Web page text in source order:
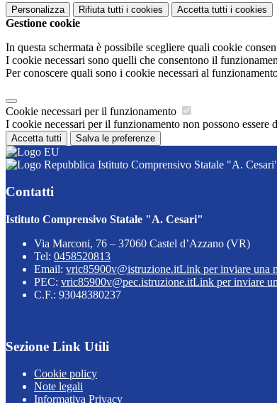
Personalizza Rifiuta tutti i cookies Accetta tutti i cookies
Gestione cookie
In questa schermata è possibile scegliere quali cookie
I cookie necessari sono quelli che consentono il
Per conoscere quali sono i cookie necessari al
Cookie necessari per il funzionamento
I cookie necessari per il funzionamento non possono
Accetta tutti Salva le preferenze
Istituto Comprensivo Statale "A.
Contatti
Istituto Comprensivo Statale "A. Cesari"
Via Marconi, 76 – 37060 Castel d’Azzano (VR)
Tel: 0458520813
Email: vric85900v@istruzione.itLink per inviare una
PEC: vric85900v@pec.istruzione.itLink per inviare
C.F.: 93048380237
Sezione Link Utili
Cookie policy
Note legali
Informativa Privacy